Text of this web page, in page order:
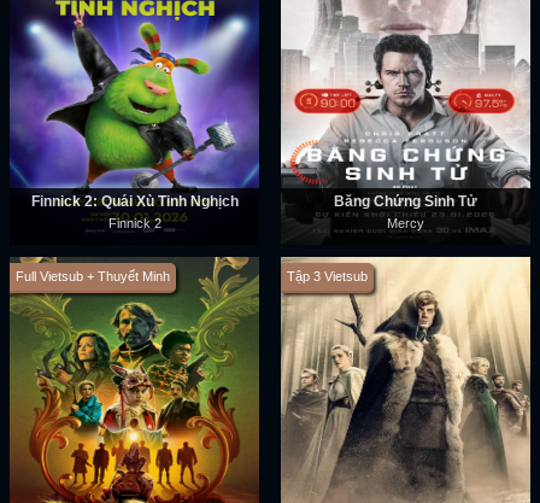
Finnick 2: Quái Xù Tinh Nghịch
Finnick 2
Bằng Chứng Sinh Tử
Mercy
Full Vietsub + Thuyết Minh Tập 3 Vietsub